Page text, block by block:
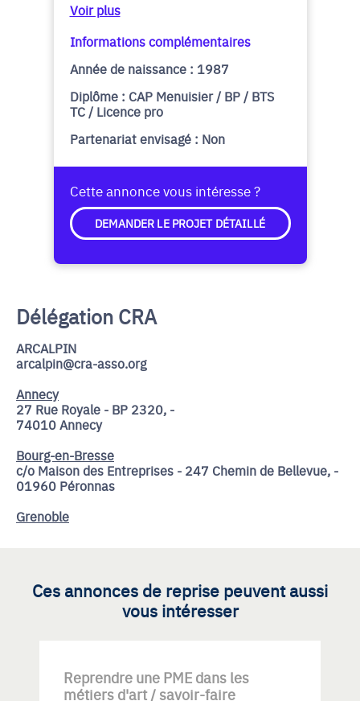
Voir plus
Informations complémentaires
Année de naissance : 1987
Diplôme : CAP Menuisier / BP / BTS
TC / Licence pro
Partenariat envisagé : Non
Cette annonce vous intéresse ?
DEMANDER LE PROJET DÉTAILLÉ
Délégation CRA
ARCALPIN
arcalpin@cra-asso.org
Annecy
27 Rue Royale - BP 2320, -
74010 Annecy
Bourg-en-Bresse
c/o Maison des Entreprises - 247 Chemin de Bellevue, -
01960 Péronnas
Grenoble
Ces annonces de reprise peuvent aussi
vous intéresser
Reprendre une PME dans les
métiers d'art / savoir-faire